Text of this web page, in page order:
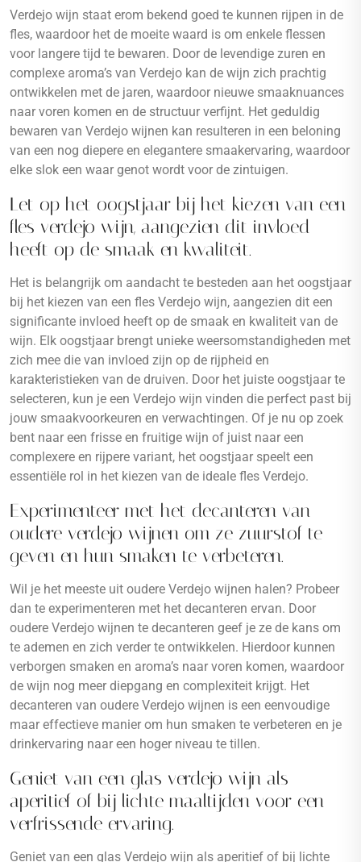
Verdejo wijn staat erom bekend goed te kunnen rijpen in de
fles, waardoor het de moeite waard is om enkele flessen
voor langere tijd te bewaren. Door de levendige zuren en
complexe aroma’s van Verdejo kan de wijn zich prachtig
ontwikkelen met de jaren, waardoor nieuwe smaaknuances
naar voren komen en de structuur verfijnt. Het geduldig
bewaren van Verdejo wijnen kan resulteren in een beloning
van een nog diepere en elegantere smaakervaring, waardoor
elke slok een waar genot wordt voor de zintuigen.
Let op het oogstjaar bij het kiezen van een
fles verdejo wijn, aangezien dit invloed
heeft op de smaak en kwaliteit.
Het is belangrijk om aandacht te besteden aan het oogstjaar
bij het kiezen van een fles Verdejo wijn, aangezien dit een
significante invloed heeft op de smaak en kwaliteit van de
wijn. Elk oogstjaar brengt unieke weersomstandigheden met
zich mee die van invloed zijn op de rijpheid en
karakteristieken van de druiven. Door het juiste oogstjaar te
selecteren, kun je een Verdejo wijn vinden die perfect past bij
jouw smaakvoorkeuren en verwachtingen. Of je nu op zoek
bent naar een frisse en fruitige wijn of juist naar een
complexere en rijpere variant, het oogstjaar speelt een
essentiële rol in het kiezen van de ideale fles Verdejo.
Experimenteer met het decanteren van
oudere verdejo wijnen om ze zuurstof te
geven en hun smaken te verbeteren.
Wil je het meeste uit oudere Verdejo wijnen halen? Probeer
dan te experimenteren met het decanteren ervan. Door
oudere Verdejo wijnen te decanteren geef je ze de kans om
te ademen en zich verder te ontwikkelen. Hierdoor kunnen
verborgen smaken en aroma’s naar voren komen, waardoor
de wijn nog meer diepgang en complexiteit krijgt. Het
decanteren van oudere Verdejo wijnen is een eenvoudige
maar effectieve manier om hun smaken te verbeteren en je
drinkervaring naar een hoger niveau te tillen.
Geniet van een glas verdejo wijn als
aperitief of bij lichte maaltijden voor een
verfrissende ervaring.
Geniet van een glas Verdejo wijn als aperitief of bij lichte